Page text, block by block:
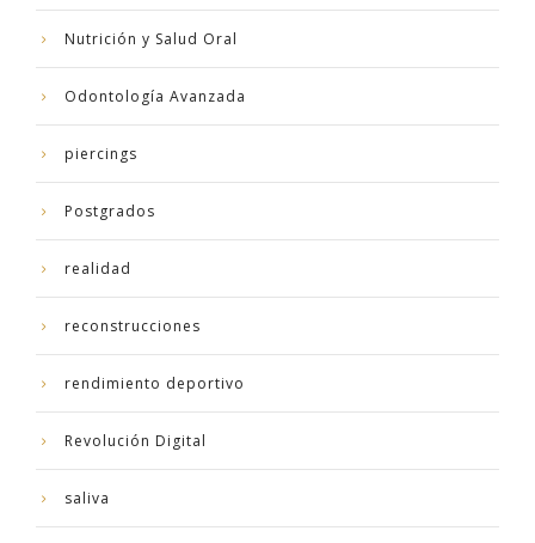
Nutrición y Salud Oral
Odontología Avanzada
piercings
Postgrados
realidad
reconstrucciones
rendimiento deportivo
Revolución Digital
saliva